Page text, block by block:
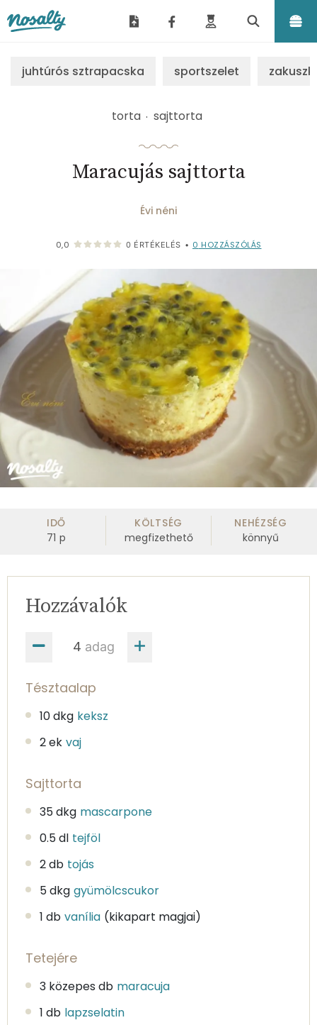
juhtúrós sztrapacska sportszelet
torta sajttorta
Maracujás sajttorta
Évi néni
0,0 0 ÉRTÉKELÉS • 0 HOZZÁSZÓLÁS
IDŐ
71 p
KÖLTSÉG
megfizethető
NEHÉZSÉG
könnyű
adag
Hozzávalók
Tésztaalap
10 dkg keksz
2 ek vaj
Sajttorta
35 dkg mascarpone
0.5 dl tejföl
2 db tojás
5 dkg gyümölcscukor
1 db vanília (kikapart magjai)
Tetejére
3 közepes db maracuja
1 db lapzselatin